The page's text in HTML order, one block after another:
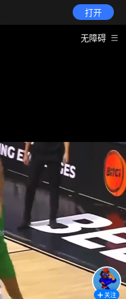
打开
无障碍
关注